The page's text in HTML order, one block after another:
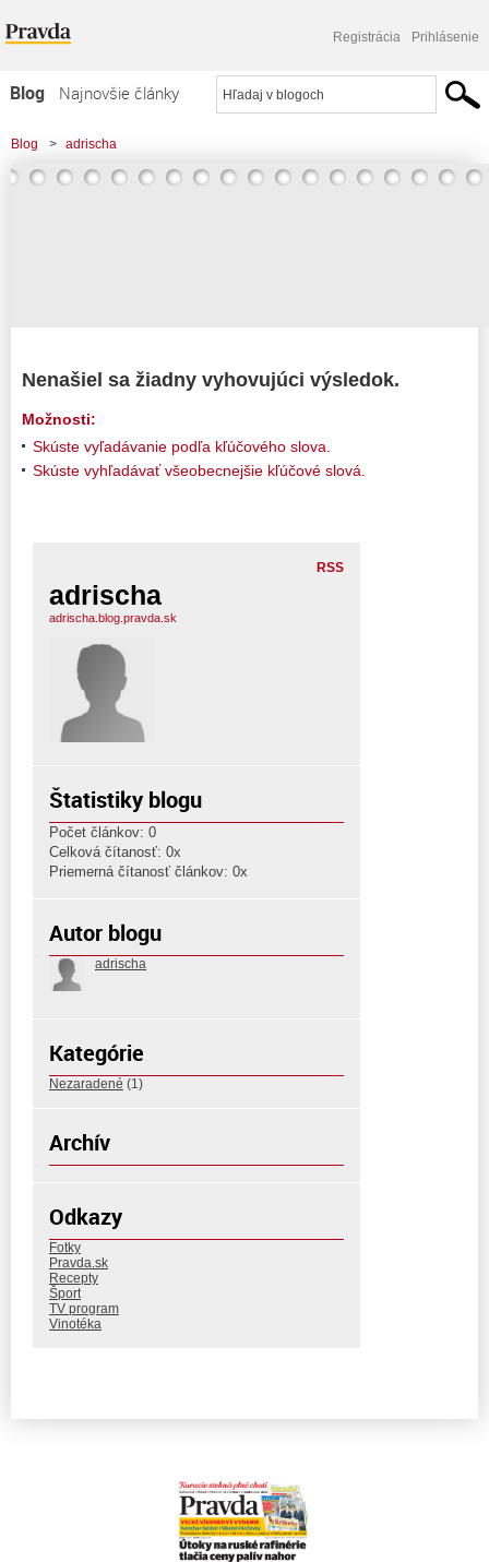
Registrácia Prihlásenie
Blog
Najnovšie články
Najčítanejšie články
Najkomentovanejšie články
Blog > adrischa
Nenašiel sa žiadny vyhovujúci výsledok.
Možnosti:
Skúste vyľadávanie podľa kľúčového slova.
Skúste vyhľadávať všeobecnejšie kľúčové slová.
RSS
adrischa
adrischa.blog.pravda.sk
Štatistiky blogu
Počet článkov: 0
Celková čítanosť: 0x
Priemerná čítanosť článkov: 0x
Autor blogu
adrischa
Kategórie
Nezaradené (1)
Archív
Odkazy
Fotky
Pravda.sk
Recepty
Šport
TV program
Vinotéka